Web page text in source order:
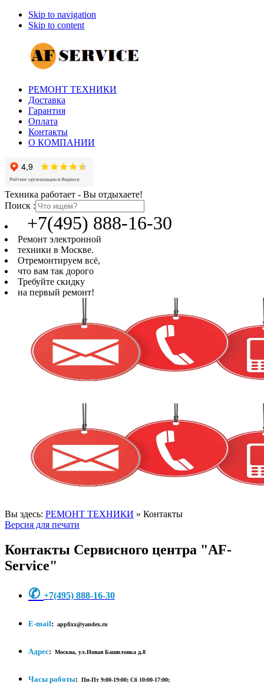
Skip to navigation
Skip to content
РЕМОНТ ТЕХНИКИ
Доставка
Гарантия
Оплата
Контакты
О КОМПАНИИ
Техника работает - Вы отдыхаете!
Поиск :
+7(495) 888-16-30
Ремонт электронной
техники в Москве.
Отремонтируем всё,
что вам так дорого
Требуйте скидку
на первый ремонт!
Вы здесь: РЕМОНТ ТЕХНИКИ » Контакты
Версия для печати
Контакты Сервисного центра "AF-
Service"
✆ +7(495) 888-16-30
E-mail: appfixx@yandex.ru
Адрес: Москва, ул.Новая Башиловка д.8
Часы работы: Пн-Пт 9:00-19:00; Сб 10:00-17:00;